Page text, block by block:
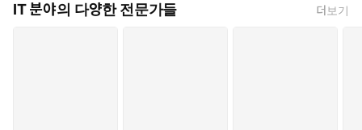
IT 분야의 다양한 전문가들 더보기